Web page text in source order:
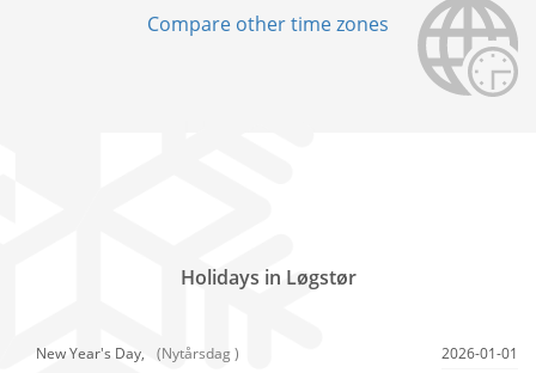
Compare other time zones
Holidays in Løgstør
New Year's Day, (Nytårsdag )
2026-01-01